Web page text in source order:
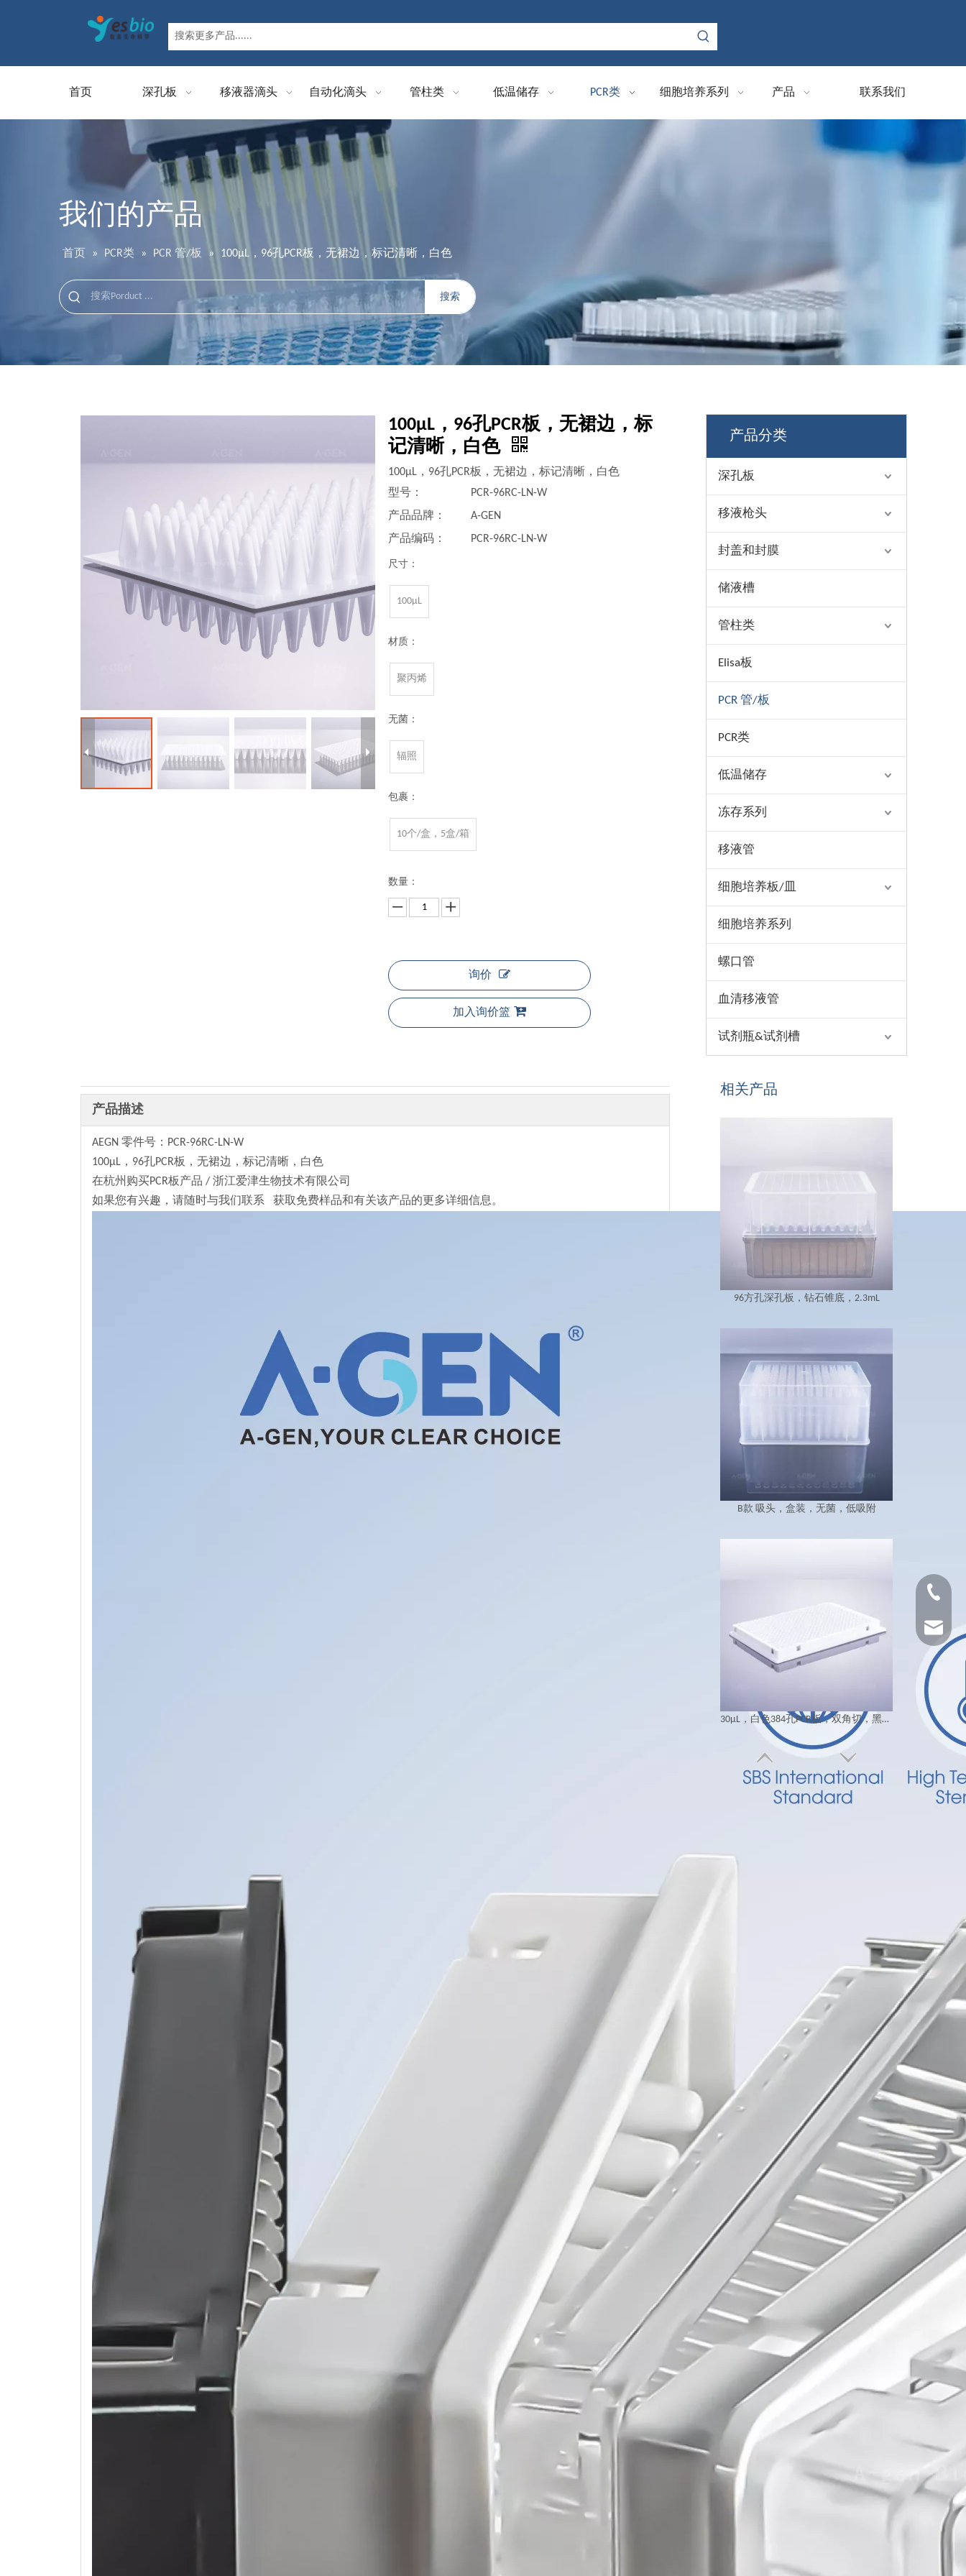
首页 深孔板 移液器滴头 自动化滴头 管柱类 低温储存 PCR类 细胞培养系列 产品 联系我们
我们的产品
首页 » PCR类 » PCR 管/板 » 100μL，96孔PCR板，无裙边，标记清晰，白色
搜索
100μL，96孔PCR板，无裙边，标
记清晰，白色
100μL，96孔PCR板，无裙边，标记清晰，白色
型号：
PCR-96RC-LN-W
产品品牌：
A-GEN
产品编码：
PCR-96RC-LN-W
尺寸：
100μL
材质：
聚丙烯
无菌：
辐照
包裹：
10个/盒，5盒/箱
数量：
询价
加入询价篮
产品描述
AEGN 零件号：PCR-96RC-LN-W
100μL，96孔PCR板，无裙边，标记清晰，白色
在杭州购买PCR板产品 / 浙江爱津生物技术有限公司
如果您有兴趣，请随时与我们联系 获取免费样品和有关该产品的更多详细信息。
产品分类
深孔板
移液枪头
封盖和封膜
储液槽
管柱类
Elisa板
PCR 管/板
PCR类
低温储存
冻存系列
移液管
细胞培养板/皿
细胞培养系列
螺口管
血清移液管
试剂瓶&试剂槽
相关产品
96方孔深孔板，钻石锥底，2.3mL
B款 吸头，盒装，无菌，低吸附
30μL，白色384孔PCR板，双角切，黑色标识